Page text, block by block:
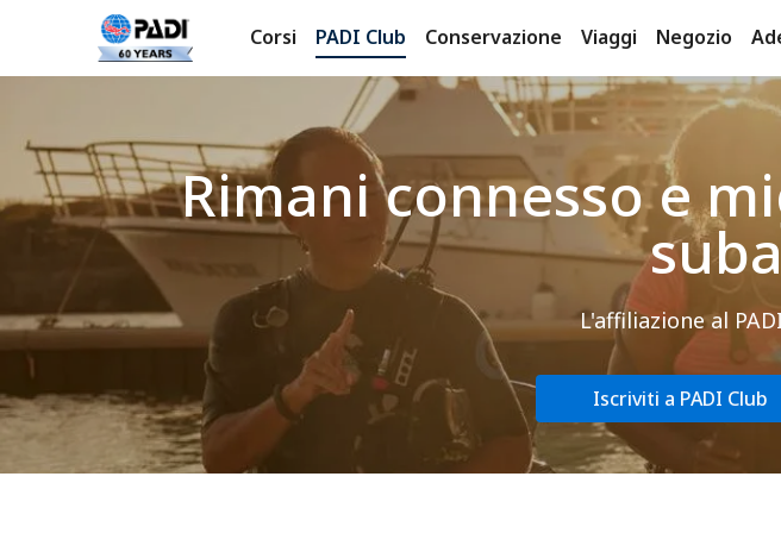
Corsi PADI Club Conservazione Viaggi Negozio
Rimani connesso e
L'affiliazione al
Iscriviti a PADI Club